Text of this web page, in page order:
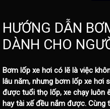
HƯỚNG DẪN
DÀNH CHO
Bơm lốp xe hơi có lẽ là việc
lâu năm, nhưng bơm lốp xe hơi
được tuổi thọ lốp, xe chạy luôn
hay tài xế đều nắm được. Cùng